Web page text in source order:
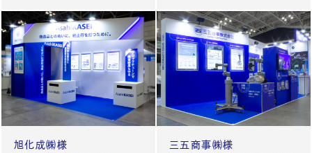
旭化成㈱様 三五商事㈱様